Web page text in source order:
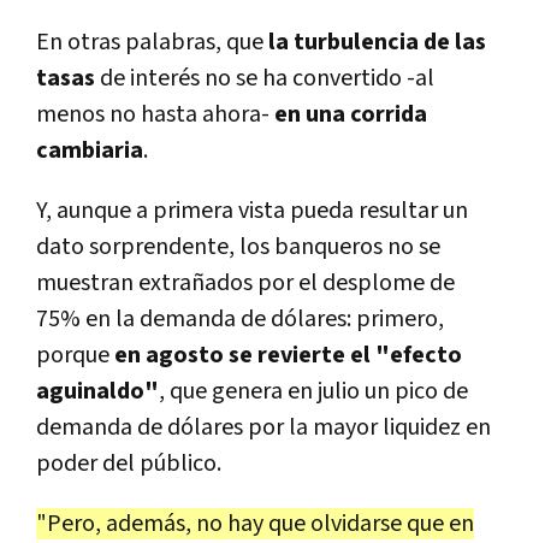
En otras palabras, quela turbulencia de las
tasas de interés no se ha convertido -al
menos no hasta ahora- en una corrida
cambiaria.
Y, aunque a primera vista pueda resultar un
dato sorprendente, los banqueros no se
muestran extrañados por el desplome de
75% en la demanda de dólares: primero,
porqueen agosto se revierte el "efecto
aguinaldo", que genera en julio un pico de
demanda de dólares por la mayor liquidez en
poder del público.
"Pero, además, no hay que olvidarse queen